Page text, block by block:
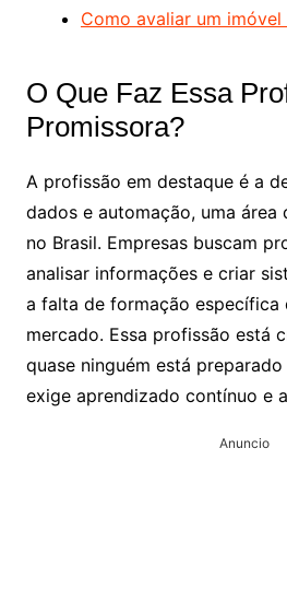
Como avaliar um
O Que Faz Essa
Promissora?
A profissão em destaque é a
dados e automação, uma área
no Brasil. Empresas buscam
analisar informações e criar
a falta de formação específica
mercado. Essa profissão está
quase ninguém está
exige aprendizado contínuo e
Anuncio